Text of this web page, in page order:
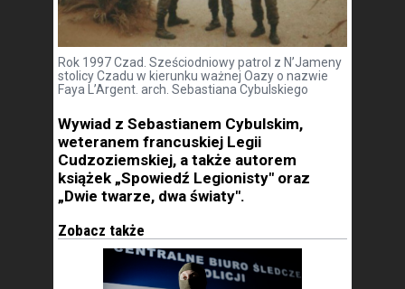
Rok 1997 Czad. Sześciodniowy patrol z N’Jameny
stolicy Czadu w kierunku ważnej Oazy o nazwie
Faya L’Argent. arch. Sebastiana Cybulskiego
Wywiad z Sebastianem Cybulskim,
weteranem francuskiej Legii
Cudzoziemskiej, a także autorem
książek „Spowiedź Legionisty" oraz
„Dwie twarze, dwa światy".
Zobacz także